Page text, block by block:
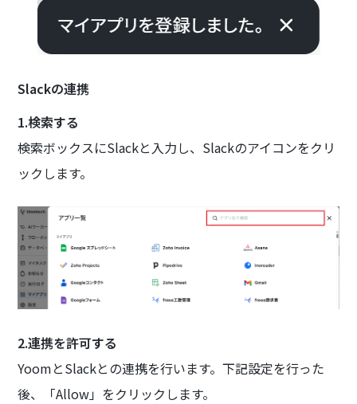
Slackの連携
1.検索する
検索ボックスにSlackと入力し、Slackのアイコンをクリ
ックします。
2.連携を許可する
YoomとSlackとの連携を行います。下記設定を行った
後、「Allow」をクリックします。